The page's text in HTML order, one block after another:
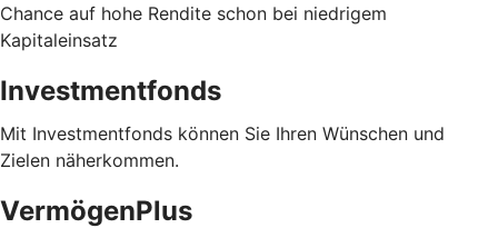
Chance auf hohe Rendite schon bei niedrigem
Kapitaleinsatz
Investmentfonds
Mit Investmentfonds können Sie Ihren Wünschen und
Zielen näherkommen.
VermögenPlus